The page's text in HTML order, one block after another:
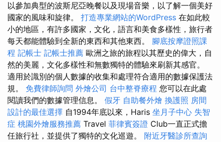
以參加典型的波斯尼亞晚餐以及現場音樂，以了解一個美好
國家的風味和旋律。 打造專業網站的WordPress 在如此較
小的地區，有許多國家，文化，語言和美食多樣性，旅行者
每天都能體驗到全新的東西和其他東西。 腳底按摩證照課
程 記帳士 記帳士推薦 歐洲之旅的旅程以其歷史的偉大，自
然的美麗，文化多樣性和無數獨特的體驗來刷新其感官。
適用於識別的個人數據的收集和處理符合適用的數據保護法
規。 免費律師詢問 外燴公司 台中整脊療程 您可以在此處
閱讀我們的數據管理信息。 假牙 自助餐外燴 換護照 房間
設計的最佳選擇 自1994年底以來，Haris 坐月子中心 失智
症 桃園外燴服務推薦 Travel 菲律賓簽證 Club一直正式擔
任旅行社，並提供了獨特的文化巡遊。 附近牙醫診所查詢